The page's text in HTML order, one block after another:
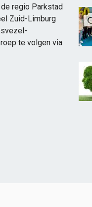
regio Parkstad
Zuid-Limburg
te volgen via